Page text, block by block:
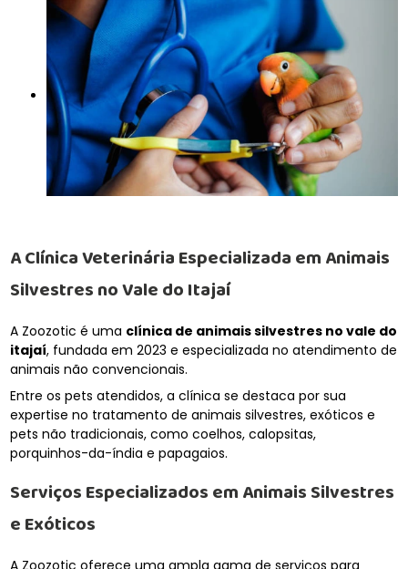
A Clínica Veterinária Especializada em Animais
Silvestres no Vale do Itajaí
A Zoozotic é uma clínica de animais silvestres no vale do
itajaí, fundada em 2023 e especializada no atendimento de
animais não convencionais.
Entre os pets atendidos, a clínica se destaca por sua
expertise no tratamento de animais silvestres, exóticos e
pets não tradicionais, como coelhos, calopsitas,
porquinhos-da-índia e papagaios.
Serviços Especializados em Animais Silvestres
e Exóticos